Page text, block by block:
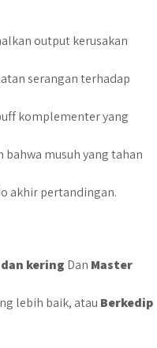
output kerusakan
serangan terhadap
komplementer yang
musuh yang tahan
akhir pertandingan.
kering Dan Master
lebih baik, atau Berkedip